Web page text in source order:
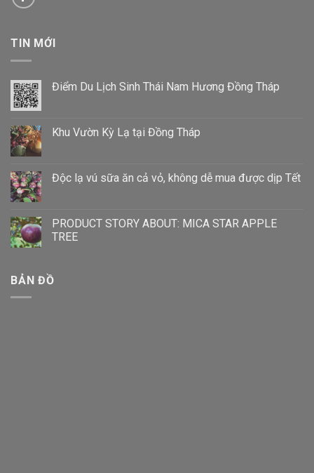
TIN MỚI
Điểm Du Lịch Sinh Thái Nam Hương Đồng Tháp
Khu Vườn Kỳ Lạ tại Đồng Tháp
Độc lạ vú sữa ăn cả vỏ, không dễ mua được dịp Tết
PRODUCT STORY ABOUT: MICA STAR APPLE
TREE
BẢN ĐỒ